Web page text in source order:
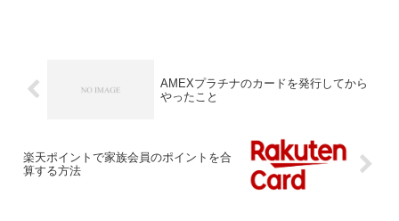
AMEXプラチナのカードを発行してから
やったこと
楽天ポイントで家族会員のポイントを合
算する方法